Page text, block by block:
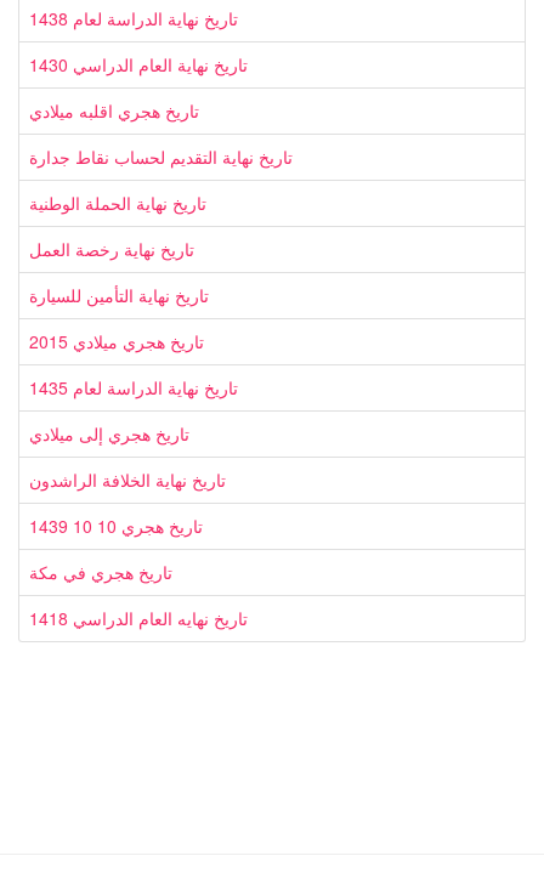
تاريخ نهاية الدراسة لعام 1438
تاريخ نهاية العام الدراسي 1430
تاريخ هجري اقلبه ميلادي
تاريخ نهاية التقديم لحساب نقاط جدارة
تاريخ نهاية الحملة الوطنية
تاريخ نهاية رخصة العمل
تاريخ نهاية التأمين للسيارة
تاريخ هجري ميلادي 2015
تاريخ نهاية الدراسة لعام 1435
تاريخ هجري إلى ميلادي
تاريخ نهاية الخلافة الراشدون
تاريخ هجري 10 10 1439
تاريخ هجري في مكة
تاريخ نهايه العام الدراسي 1418